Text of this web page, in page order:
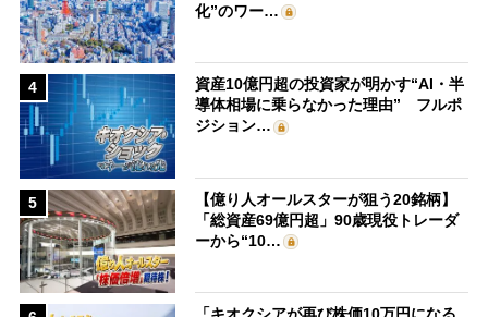
化”のワー…
4
資産10億円超の投資家が明かす“AI・半
導体相場に乗らなかった理由” フルポ
ジション…
5
【億り人オールスターが狙う20銘柄】
「総資産69億円超」90歳現役トレーダ
ーから“10…